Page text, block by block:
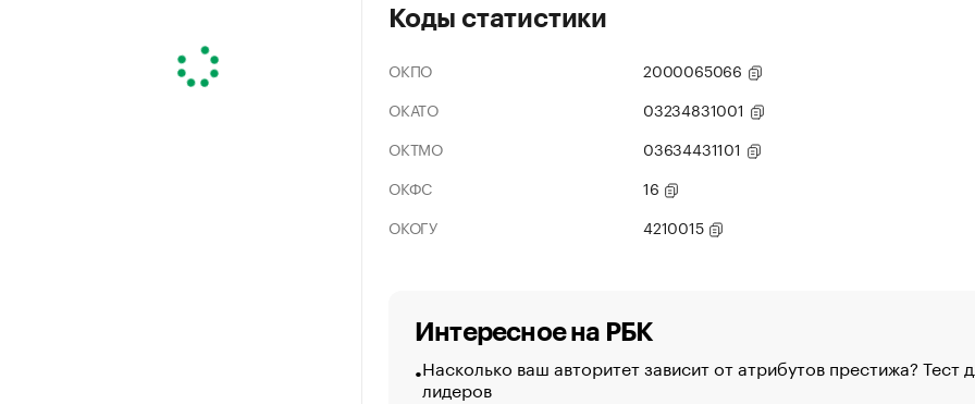
Коды статистики
ОКПО
2000065066
ОКАТО
03234831001
ОКТМО
03634431101
ОКФС
16
ОКОГУ
4210015
Интересное на РБК
Насколько ваш авторитет зависит от атрибутов престижа? Тест
лидеров